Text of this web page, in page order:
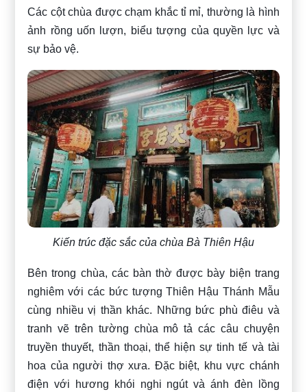
Các cột chùa được chạm khắc tỉ mỉ, thường là hình
ảnh rồng uốn lượn, biểu tượng của quyền lực và
sự bảo vệ.
Kiến trúc đặc sắc của chùa Bà Thiên Hậu
Bên trong chùa, các bàn thờ được bày biện trang
nghiêm với các bức tượng Thiên Hậu Thánh Mẫu
cùng nhiều vị thần khác. Những bức phù điêu và
tranh vẽ trên tường chùa mô tả các câu chuyện
truyền thuyết, thần thoại, thể hiện sự tinh tế và tài
hoa của người thợ xưa. Đặc biệt, khu vực chánh
điện với hương khói nghi ngút và ánh đèn lồng